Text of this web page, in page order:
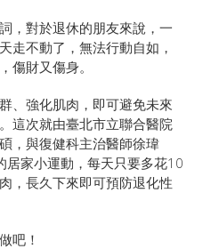
，對於退休的朋友來說，一
走不動了，無法行動自如，
傷財又傷身。
、強化肌肉，即可避免未來
這次就由臺北市立聯合醫院
，與復健科主治醫師徐瑋
居家小運動，每天只要多花10
，長久下來即可預防退化性
吧！